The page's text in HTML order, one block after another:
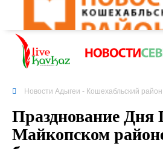
Новости Адыгеи - Кошехабльский район
Празднование Дня
Майкопском